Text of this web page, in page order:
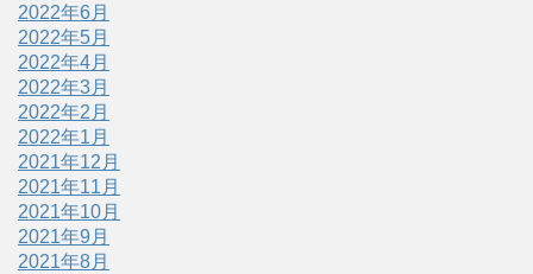
2022年6月
2022年5月
2022年4月
2022年3月
2022年2月
2022年1月
2021年12月
2021年11月
2021年10月
2021年9月
2021年8月